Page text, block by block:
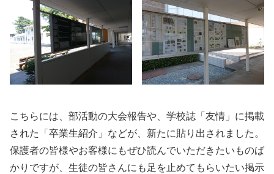
こちらには、部活動の大会報告や、学校誌「友情」に掲載
された「卒業生紹介」などが、新たに貼り出されました。
保護者の皆様やお客様にもぜひ読んでいただきたいものば
かりですが、生徒の皆さんにも足を止めてもらいたい掲示